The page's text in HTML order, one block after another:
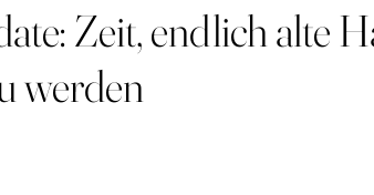
& weibliche Energie
Zeit, endlich alte
werden